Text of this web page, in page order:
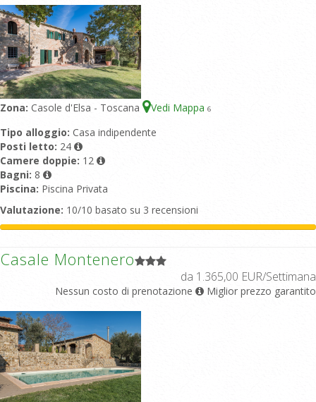
Zona: Casole d'Elsa - Toscana Vedi Mappa 6
Tipo alloggio: Casa indipendente
Posti letto: 24
Camere doppie: 12
Bagni: 8
Piscina: Piscina Privata
Valutazione: 10/10 basato su 3 recensioni
Casale Montenero
da 1.365,00 EUR/Settimana
Nessun costo di prenotazione Miglior prezzo garantito